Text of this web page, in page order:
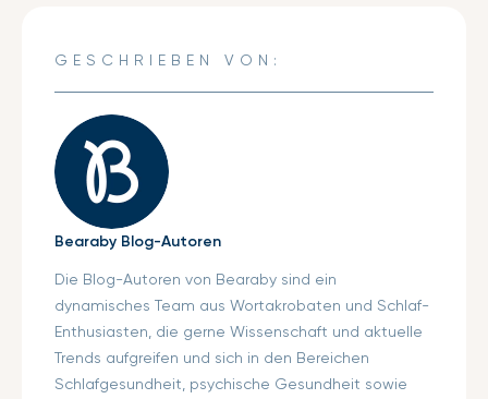
GESCHRIEBEN VON:
Bearaby Blog-Autoren
Die Blog-Autoren von Bearaby sind ein
dynamisches Team aus Wortakrobaten und Schlaf-
Enthusiasten, die gerne Wissenschaft und aktuelle
Trends aufgreifen und sich in den Bereichen
Schlafgesundheit, psychische Gesundheit sowie